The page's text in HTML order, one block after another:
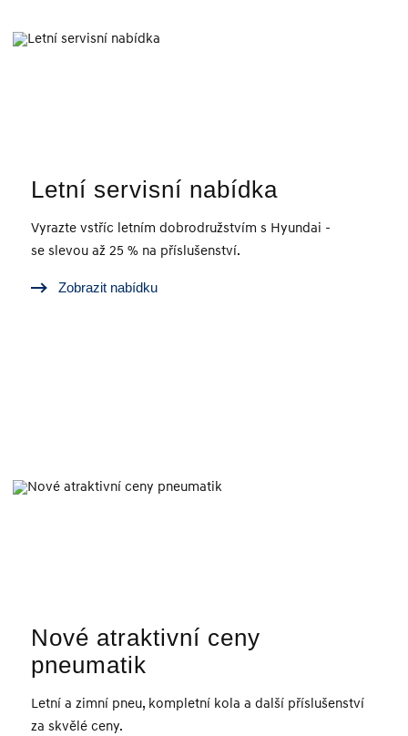
Letní servisní nabídka
Vyrazte vstříc letním dobrodružstvím s Hyundai -
se slevou až 25 % na příslušenství.
Zobrazit nabídku
Nové atraktivní ceny
pneumatik
Letní a zimní pneu, kompletní kola a další příslušenství
za skvělé ceny.